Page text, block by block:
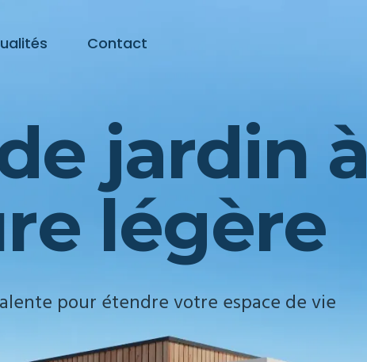
Contact
e jardin à
re légère
pour étendre votre espace de vie